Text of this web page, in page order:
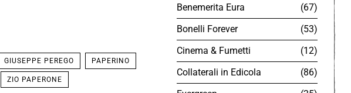
GIUSEPPE PEREGO PAPERINO
ZIO PAPERONE
Benemerita Eura
67
Bonelli Forever
53
Cinema & Fumetti
12
Collaterali in Edicola
86